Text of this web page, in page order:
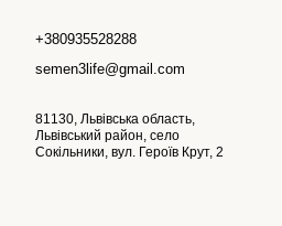
+380935528288
semen3life@gmail.com
81130, Львівська область,
Львівський район, село
Сокільники, вул. Героїв Крут, 2